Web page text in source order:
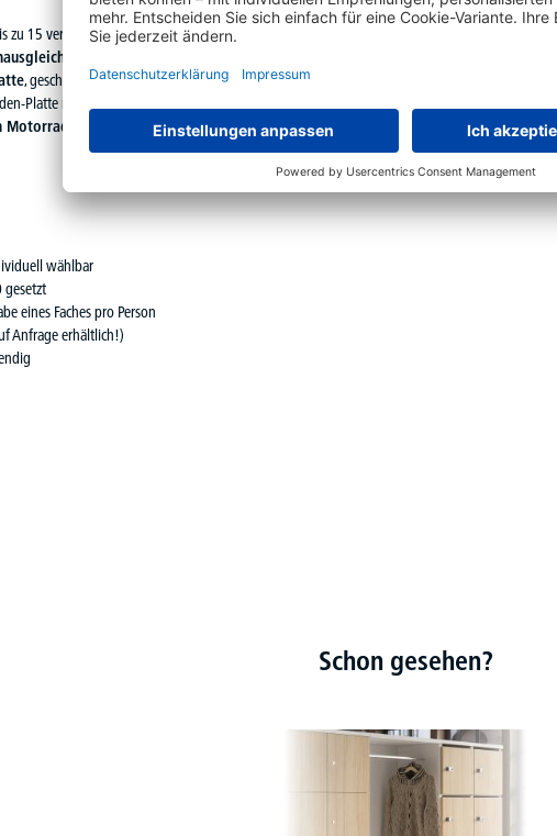
zu 15 verschiedenen Farbkombinationen vorkonfiguriert
, geschützt durch eine strapazierfähige Melaminharzbeschichting
Platte mit Kunststoff-Umleimer, andere Komponenten 18 mm stark
wählbar
gesetzt
eines Faches pro Person
Anfrage erhältlich!)
Schon gesehen?